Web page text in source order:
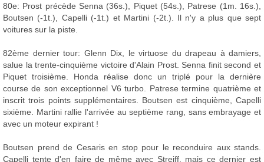
80e: Prost précède Senna (36s.), Piquet (54s.), Patrese (1m. 16s.),
Boutsen (-1t.), Capelli (-1t.) et Martini (-2t.). Il n'y a plus que sept
voitures sur la piste.
82ème dernier tour: Glenn Dix, le virtuose du drapeau à damiers,
salue la trente-cinquième victoire d'Alain Prost. Senna finit second et
Piquet troisième. Honda réalise donc un triplé pour la dernière
course de son exceptionnel V6 turbo. Patrese termine quatrième et
inscrit trois points supplémentaires. Boutsen est cinquième, Capelli
sixième. Martini rallie l'arrivée au septième rang, sans embrayage et
avec un moteur expirant !
Boutsen prend de Cesaris en stop pour le reconduire aux stands.
Capelli tente d'en faire de même avec Streiff, mais ce dernier est